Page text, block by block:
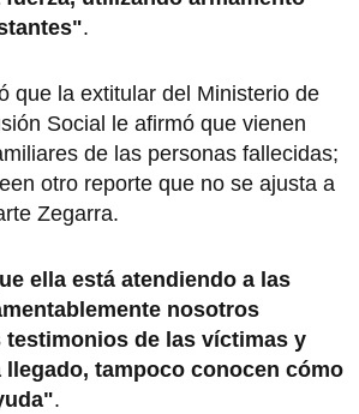
.
que la extitular del Ministerio de
Social le afirmó que vienen
de las personas fallecidas;
otro reporte que no se ajusta a
Zegarra.
ella está atendiendo a las
nosotros
testimonios de las víctimas y
llegado, tampoco conocen cómo
.